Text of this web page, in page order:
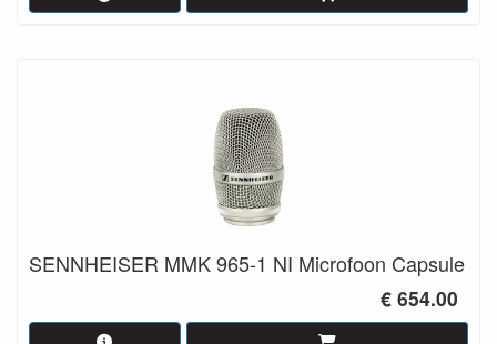
SENNHEISER MMK 965-1 NI Microfoon Capsule
€ 654.00